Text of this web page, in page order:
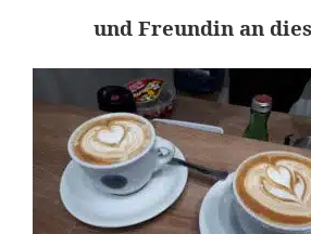
und Freundin an